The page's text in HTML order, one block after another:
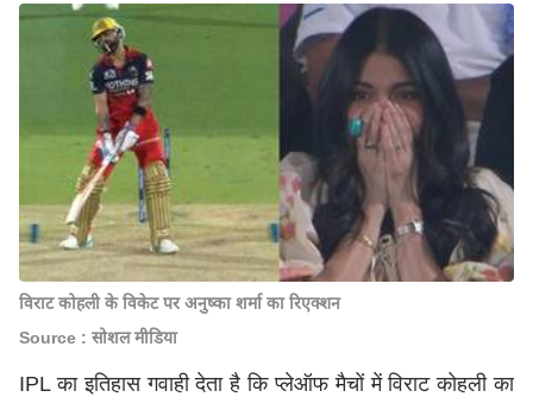
विराट कोहली के विकेट पर अनुष्का शर्मा का रिएक्शन
Source : सोशल मीडिया
IPL का इतिहास गवाही देता है कि प्लेऑफ मैचों में विराट कोहली का